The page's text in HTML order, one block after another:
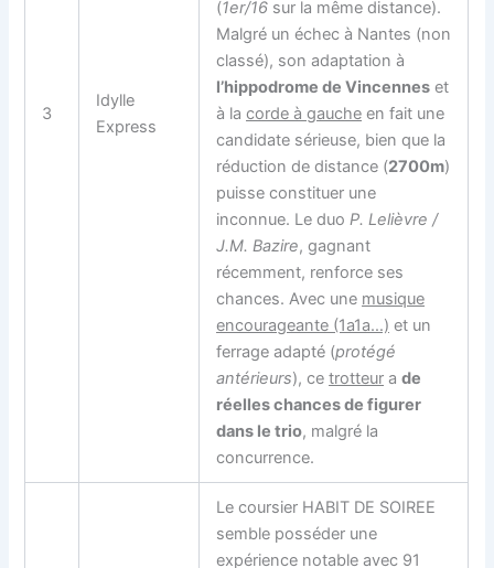
3
Idylle
Express
(1er/16 sur la même distance).
Malgré un échec à Nantes (non
classé), son adaptation à
l’hippodrome de Vincennes et
à lacorde à gauche en fait une
candidate sérieuse, bien que la
réduction de distance (2700m)
puisse constituer une
inconnue. Le duo P. Lelièvre /
J.M. Bazire, gagnant
récemment, renforce ses
chances. Avec une musique
encourageante (1a1a…) et un
ferrage adapté (protégé
antérieurs), cetrotteur ade
réelles chances de figurer
dans le trio, malgré la
concurrence.
Lecoursier HABIT DE SOIREE
semble posséder une
expérience notable avec 91